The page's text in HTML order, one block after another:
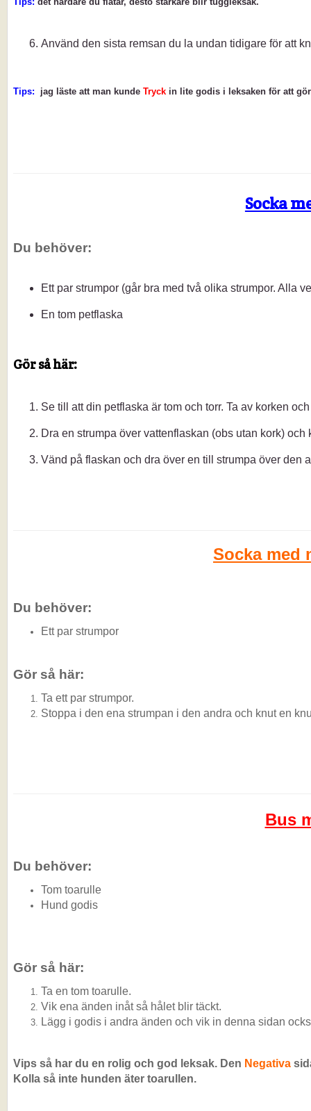
Använd den sista remsan du la undan tidigare för att
Tips: jag läste att man kunde Tryck in lite godis i leksaken för att
Socka
Du behöver:
Ett par strumpor (går bra med två olika strumpor. Alla
En tom petflaska
Gör så här:
Se till att din petflaska är tom och torr. Ta av korken
Dra en strumpa över vattenflaskan (obs utan kork) och
Vänd på flaskan och dra över en till strumpa över den
Socka med
Du behöver:
Ett par strumpor
Gör så här:
Ta ett par strumpor.
Stoppa i den ena strumpan i den andra och knut en
Bus
Du behöver:
Tom toarulle
Hund godis
Gör så här:
Ta en tom toarulle.
Vik ena änden inåt så hålet blir täckt.
Lägg i godis i andra änden och vik in denna sidan
Vips så har du en rolig och god leksak. Den Negativa
Kolla så inte hunden äter toarullen.